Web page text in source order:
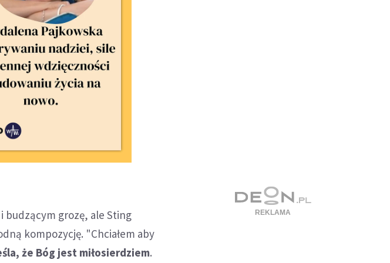
budzącym grozę, ale Sting
kompozycję. "Chciałem aby
że Bóg jest miłosierdziem.